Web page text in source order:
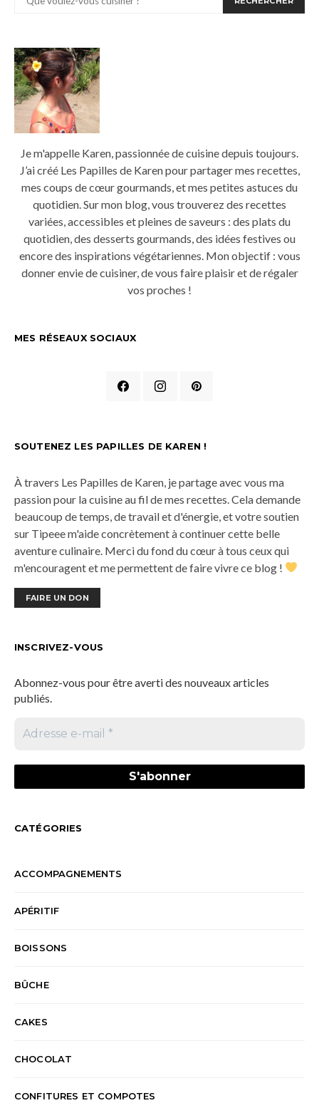
Je m'appelle Karen, passionnée de cuisine depuis toujours.
J’ai créé Les Papilles de Karen pour partager mes recettes,
mes coups de cœur gourmands, et mes petites astuces du
quotidien. Sur mon blog, vous trouverez des recettes
variées, accessibles et pleines de saveurs : des plats du
quotidien, des desserts gourmands, des idées festives ou
encore des inspirations végétariennes. Mon objectif : vous
donner envie de cuisiner, de vous faire plaisir et de régaler
vos proches !
MES RÉSEAUX SOCIAUX
SOUTENEZ LES PAPILLES DE KAREN !
À travers Les Papilles de Karen, je partage avec vous ma
passion pour la cuisine au fil de mes recettes. Cela demande
beaucoup de temps, de travail et d'énergie, et votre soutien
sur Tipeee m'aide concrètement à continuer cette belle
aventure culinaire. Merci du fond du cœur à tous ceux qui
m'encouragent et me permettent de faire vivre ce blog !
FAIRE UN DON
INSCRIVEZ-VOUS
Abonnez-vous pour être averti des nouveaux articles
publiés.
CATÉGORIES
ACCOMPAGNEMENTS
APÉRITIF
BOISSONS
BÛCHE
CAKES
CHOCOLAT
CONFITURES ET COMPOTES